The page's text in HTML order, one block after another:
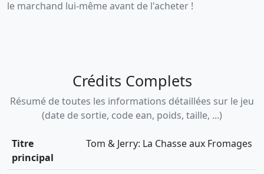
le marchand lui-même avant de l'acheter !
Crédits Complets
Résumé de toutes les informations détaillées sur le jeu
(date de sortie, code ean, poids, taille, ...)
Titre
principal
Tom & Jerry: La Chasse aux Fromages